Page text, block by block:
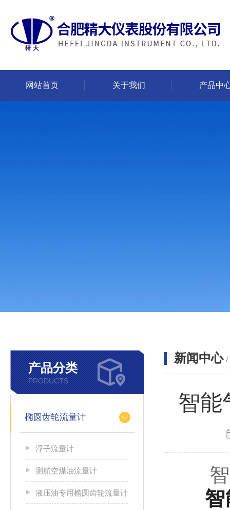
网站首页 关于我们 产品中
产品分类
PRODUCTS
椭圆齿轮流量计
浮子流量计
测航空煤油流量计
液压油专用椭圆齿轮流量计
新闻中心 /
智能
智能
智